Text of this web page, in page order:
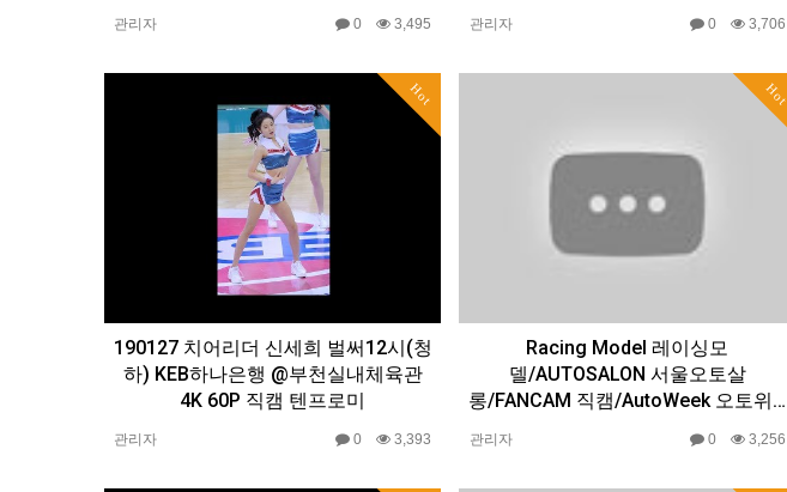
관리자 0 3,495 관리자 0 3,706
Hot
190127 치어리더 신세희 벌써12시(청
하) KEB하나은행 @부천실내체육관
4K 60P 직캠 텐프로미
관리자 0 3,393
Hot
Racing Model 레이싱모
델/AUTOSALON 서울오토살
롱/FANCAM 직캠/AutoWeek 오토위…
관리자 0 3,256